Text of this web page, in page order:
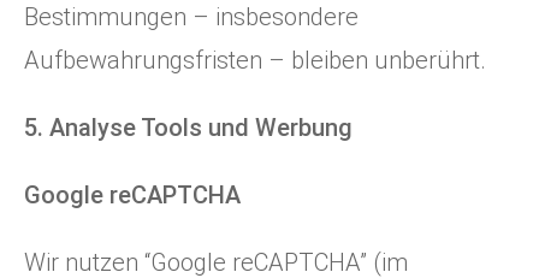
Bestimmungen – insbesondere
Aufbewahrungsfristen – bleiben unberührt.
5. Analyse Tools und Werbung
Google reCAPTCHA
Wir nutzen “Google reCAPTCHA” (im